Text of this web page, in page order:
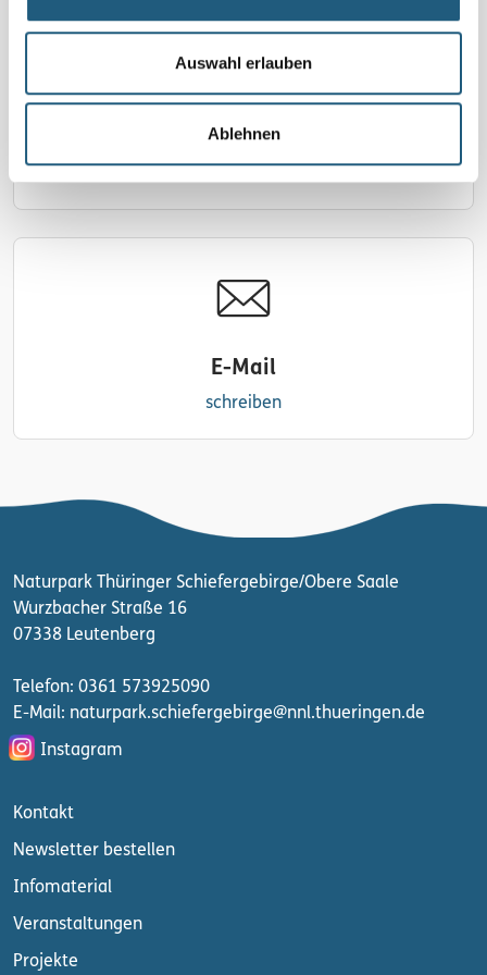
Auswahl erlauben
Ablehnen
Telefon
E-Mail
schreiben
Naturpark Thüringer Schiefergebirge/Obere Saale
Wurzbacher Straße 16
07338 Leutenberg
Telefon: 0361 573925090
E-Mail: naturpark.schiefergebirge@nnl.thueringen.de
Instagram
Kontakt
Newsletter bestellen
Infomaterial
Veranstaltungen
Projekte